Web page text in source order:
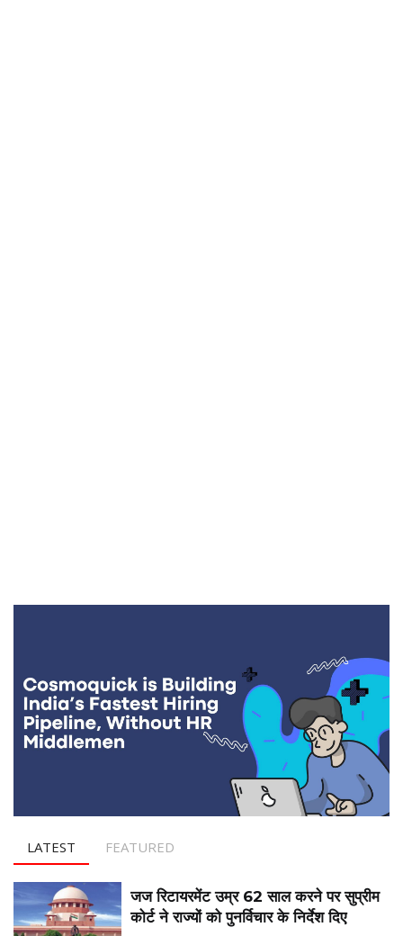
LATEST FEATURED
जज रिटायरमेंट उम्र 62 साल करने पर सुप्रीम
कोर्ट ने राज्यों को पुनर्विचार के निर्देश दिए